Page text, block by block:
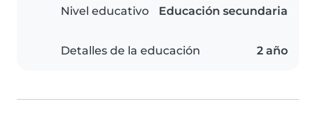
Nivel educativo Educación secundaria
Detalles de la educación 2 año